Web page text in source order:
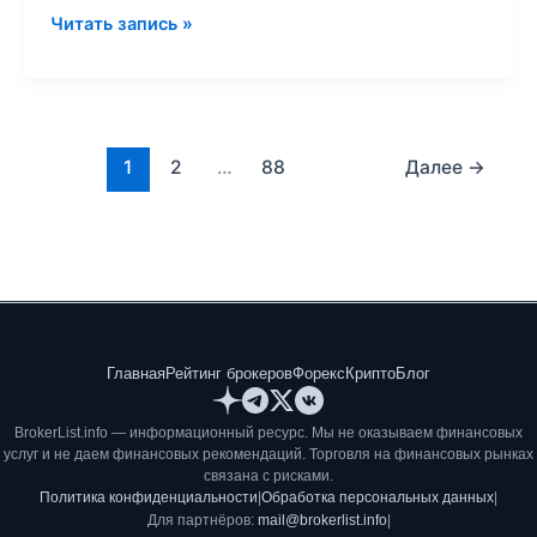
Читать запись »
1 2 … 88 Далее →
ГлавнаяРейтинг брокеровФорексКриптоБлог
BrokerList.info — информационный ресурс. Мы не оказываем финансовых
услуг и не даем финансовых рекомендаций. Торговля на финансовых рынках
связана с рисками.
Политика конфиденциальности|Обработка персональных данных|
Для партнёров: mail@brokerlist.info|